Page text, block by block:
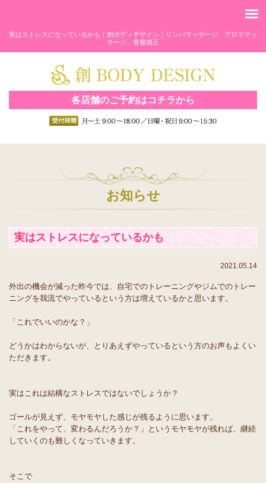
実はストレスになっているかも｜創ボディデザイン｜リンパマッサージ、アロママッ
サージ、骨盤矯正
各店舗のご予約はコチラから
お知らせ
実はストレスになっているかも
2021.05.14
外出の機会が減った昨今では、自宅でのトレーニングやジムでのトレー
ニングを我流でやっているという方は増えているかと思います。
「これでいいのかな？」
どうかはわからないが、とりあえずやっているという方のお声もよくい
ただきます。
実はこれは結構なストレスではないでしょうか？
ゴールが見えず、モヤモヤした感じが残るように思います。
「これをやって、変わるんだろうか？」というモヤモヤが残れば、継続
していくのも難しくなっていきます。
そこで